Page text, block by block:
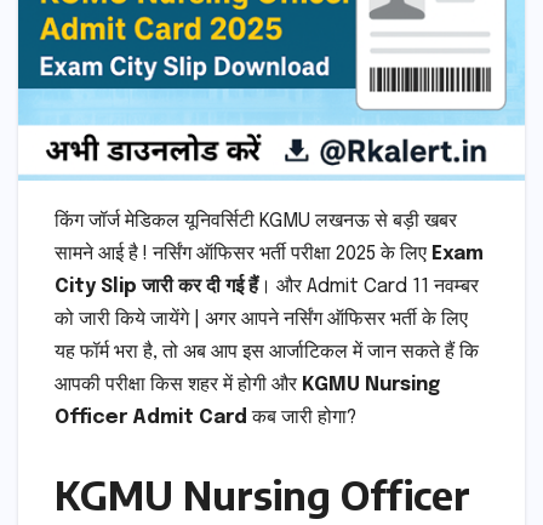
किंग जॉर्ज मेडिकल यूनिवर्सिटी KGMU लखनऊ से बड़ी खबर
सामने आई है ! नर्सिंग ऑफिसर भर्ती परीक्षा 2025 के लिए Exam
City Slip जारी कर दी गई हैं। और Admit Card 11 नवम्बर
को जारी किये जायेंगे | अगर आपने नर्सिंग ऑफिसर भर्ती के लिए
यह फॉर्म भरा है, तो अब आप इस आर्जाटिकल में जान सकते हैं कि
आपकी परीक्षा किस शहर में होगी और KGMU Nursing
Officer Admit Card कब जारी होगा?
KGMU Nursing Officer